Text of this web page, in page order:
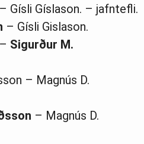
Gísli Gíslason. – jafntefli.
– Gísli Gislason.
Sigurður M.
– Magnús D.
– Magnús D.